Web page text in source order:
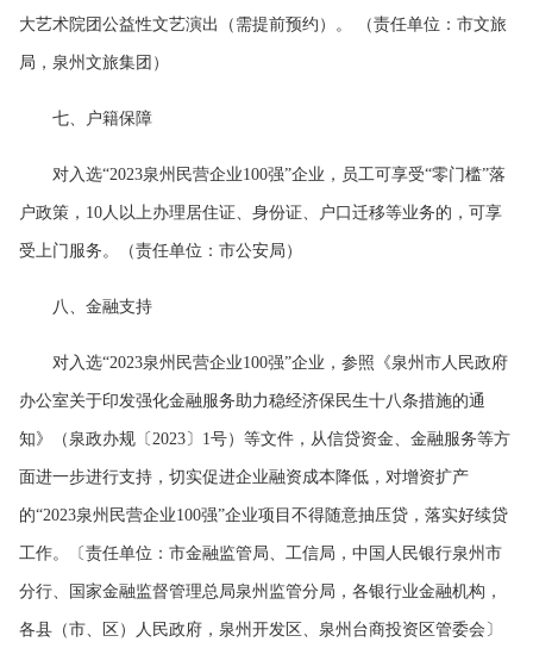
大艺术院团公益性文艺演出（需提前预约）。 （责任单位：市文旅
局，泉州文旅集团）
七、户籍保障
对入选“2023泉州民营企业100强”企业，员工可享受“零门槛”落
户政策，10人以上办理居住证、身份证、户口迁移等业务的，可享
受上门服务。（责任单位：市公安局）
八、金融支持
对入选“2023泉州民营企业100强”企业，参照《泉州市人民政府
办公室关于印发强化金融服务助力稳经济保民生十八条措施的通
知》（泉政办规〔2023〕1号）等文件，从信贷资金、金融服务等方
面进一步进行支持，切实促进企业融资成本降低，对增资扩产
的“2023泉州民营企业100强”企业项目不得随意抽压贷，落实好续贷
工作。〔责任单位：市金融监管局、工信局，中国人民银行泉州市
分行、国家金融监督管理总局泉州监管分局，各银行业金融机构，
各县（市、区）人民政府，泉州开发区、泉州台商投资区管委会〕